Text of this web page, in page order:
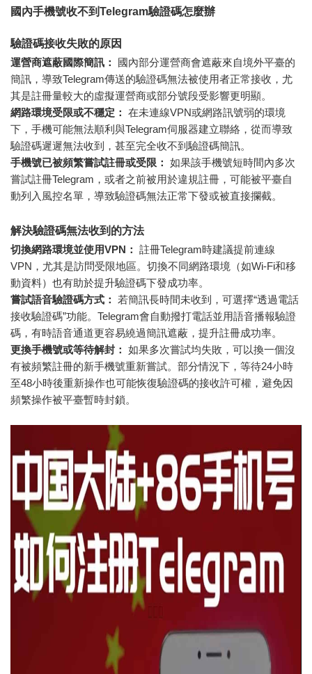
國內手機號收不到Telegram驗證碼怎麼辦
驗證碼接收失敗的原因
運營商遮蔽國際簡訊：
國內部分運營商會遮蔽來自境外平臺的
簡訊，導致Telegram傳送的驗證碼無法被使用者正常接收，尤
其是註冊量較大的虛擬運營商或部分號段受影響更明顯。
網路環境受限或不穩定： 在未連線VPN或網路訊號弱的環境
下，手機可能無法順利與Telegram伺服器建立聯絡，從而導致
驗證碼遲遲無法收到，甚至完全收不到驗證碼簡訊。
手機號已被頻繁嘗試註冊或受限： 如果該手機號短時間內多次
嘗試註冊Telegram，或者之前被用於違規註冊，可能被平臺自
動列入風控名單，導致驗證碼無法正常下發或被直接攔截。
解決驗證碼無法收到的方法
切換網路環境並使用VPN： 註冊Telegram時建議提前連線
VPN，尤其是訪問受限地區。切換不同網路環境（如Wi-Fi和移
動資料）也有助於提升驗證碼下發成功率。
嘗試語音驗證碼方式：
若簡訊長時間未收到，可選擇“透過電話
接收驗證碼”功能。Telegram會自動撥打電話並用語音播報驗證
碼，有時語音通道更容易繞過簡訊遮蔽，提升註冊成功率。
更換手機號或等待解封： 如果多次嘗試均失敗，可以換一個沒
有被頻繁註冊的新手機號重新嘗試。部分情況下，等待24小時
至48小時後重新操作也可能恢復驗證碼的接收許可權，避免因
頻繁操作被平臺暫時封鎖。